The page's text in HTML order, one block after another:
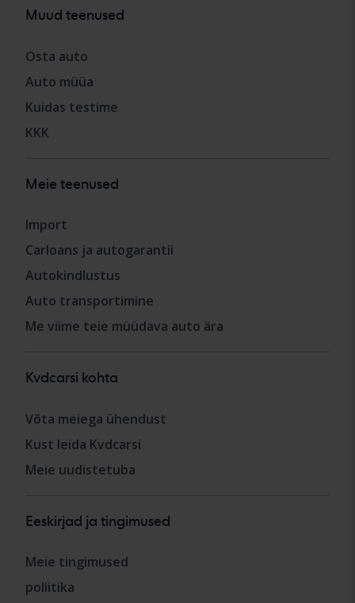
Muud teenused
Osta auto
Auto müüa
Kuidas testime
KKK
Meie teenused
Import
Carloans ja autogarantii
Autokindlustus
Auto transportimine
Me viime teie müüdava auto ära
Kvdcarsi kohta
Võta meiega ühendust
Kust leida Kvdcarsi
Meie uudistetuba
Eeskirjad ja tingimused
Meie tingimused
poliitika